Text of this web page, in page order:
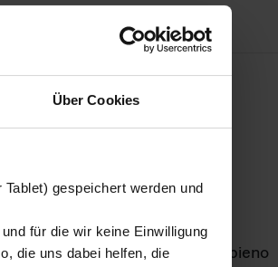
Über Cookies
gespeichert werden und
für die wir keine Einwilligung
die uns dabei helfen, die
LebenGmbH e rimangono in pieno